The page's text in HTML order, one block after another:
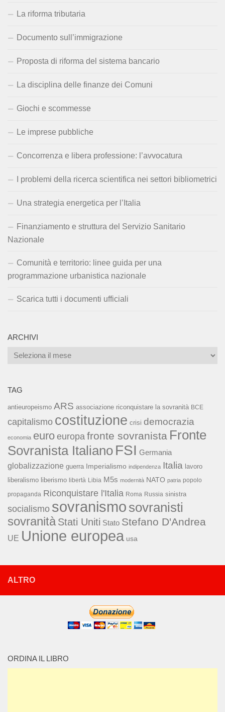
La riforma tributaria
Documento sull’immigrazione
Proposta di riforma del sistema bancario
La disciplina delle finanze dei Comuni
Giochi e scommesse
Le imprese pubbliche
Concorrenza e libera professione: l’avvocatura
I problemi della ricerca scientifica nei settori bibliometrici
Una strategia energetica per l’Italia
Finanziamento e struttura del Servizio Sanitario
Nazionale
Comunità e territorio: linee guida per una
programmazione urbanistica nazionale
Scarica tutti i documenti ufficiali
ARCHIVI
Archivi
TAG
antieuropeismo ARS associazione riconquistare la sovranità BCE
capitalismo costituzione crisi democrazia
economia euro europa fronte sovranista Fronte
Sovranista Italiano FSI Germania
globalizzazione guerra Imperialismo indipendenza Italia lavoro
liberalismo liberismo libertà Libia M5s modernità NATO patria popolo
propaganda Riconquistare l'Italia Roma Russia sinistra
socialismo sovranismo sovranisti
sovranità Stati Uniti Stato Stefano D'Andrea
UE Unione europea usa
ALTRO
ORDINA IL LIBRO